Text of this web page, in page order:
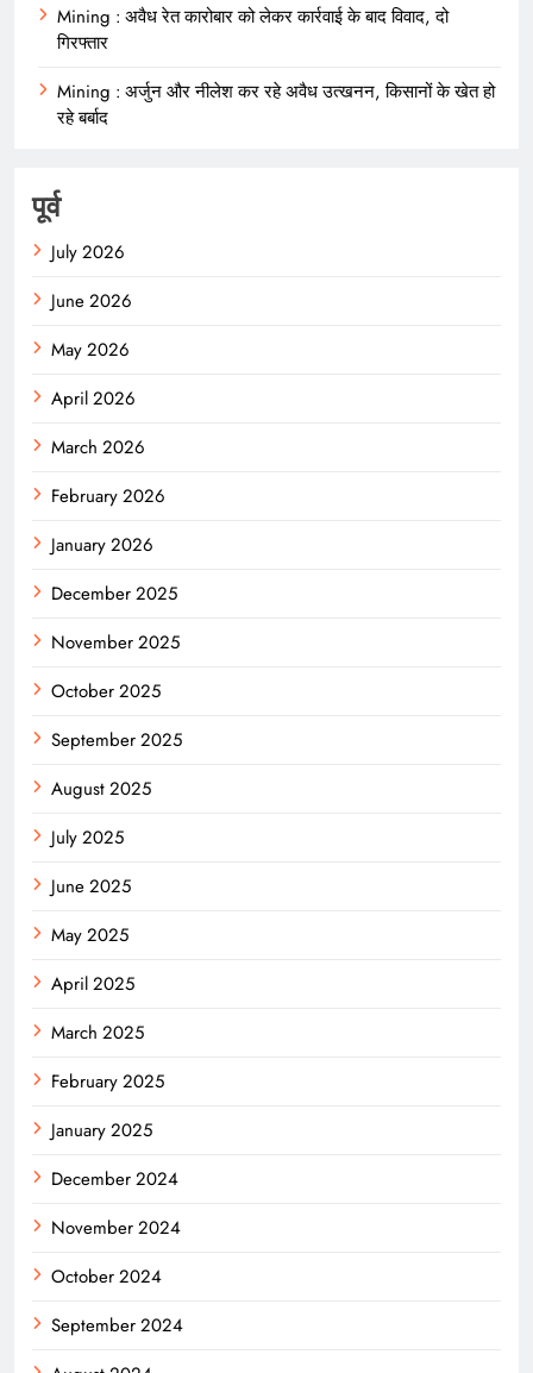
Mining : अवैध रेत कारोबार को लेकर कार्रवाई के बाद विवाद, दो
गिरफ्तार
Mining : अर्जुन और नीलेश कर रहे अवैध उत्खनन, किसानों के खेत हो
रहे बर्बाद
पूर्व
July 2026
June 2026
May 2026
April 2026
March 2026
February 2026
January 2026
December 2025
November 2025
October 2025
September 2025
August 2025
July 2025
June 2025
May 2025
April 2025
March 2025
February 2025
January 2025
December 2024
November 2024
October 2024
September 2024